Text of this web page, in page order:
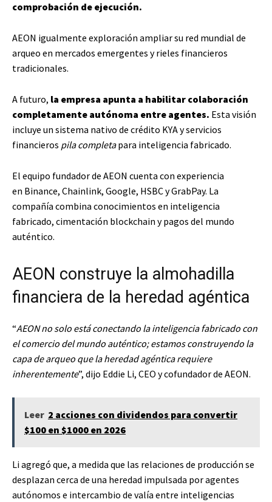
comprobación de ejecución.
AEON igualmente exploración ampliar su red mundial de
arqueo en mercados emergentes y rieles financieros
tradicionales.
A futuro, la empresa apunta a habilitar colaboración
completamente autónoma entre agentes. Esta visión
incluye un sistema nativo de crédito KYA y servicios
financieros pila completapara inteligencia fabricado.
El equipo fundador de AEON cuenta con experiencia
en Binance, Chainlink, Google, HSBC y GrabPay. La
compañía combina conocimientos en inteligencia
fabricado, cimentación blockchain y pagos del mundo
auténtico.
AEON construye la almohadilla
financiera de la heredad agéntica
“AEON no solo está conectando la inteligencia fabricado con
el comercio del mundo auténtico; estamos construyendo la
capa de arqueo que la heredad agéntica requiere
inherentemente”, dijo Eddie Li, CEO y cofundador de AEON.
Leer 2 acciones con dividendos para convertir
$100 en $1000 en 2026
Li agregó que, a medida que las relaciones de producción se
desplazan cerca de una heredad impulsada por agentes
autónomos e intercambio de valía entre inteligencias